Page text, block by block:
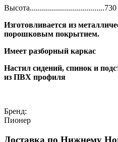
Изготовливается из
порошковым покрытием.
Имеет разборный каркас
Настил сидений, спинок и
из ПВХ профиля
Бренд:
Пионер
Доставка по Нижнему